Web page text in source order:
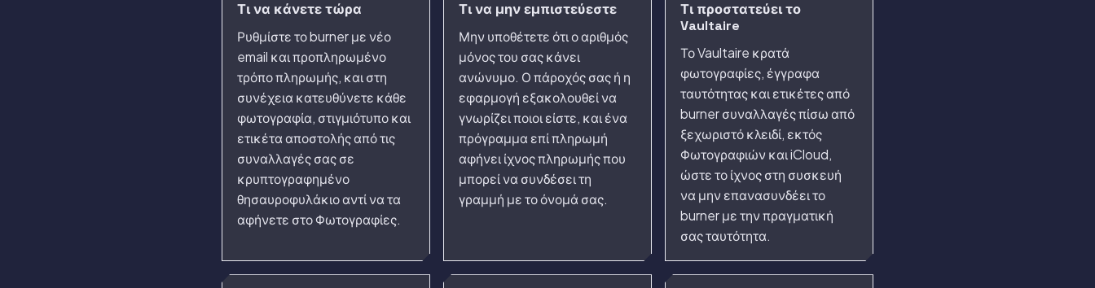
Τι να κάνετε τώρα
Ρυθμίστε το burner με νέο
email και προπληρωμένο
τρόπο πληρωμής, και στη
συνέχεια κατευθύνετε κάθε
φωτογραφία, στιγμιότυπο και
ετικέτα αποστολής από τις
συναλλαγές σας σε
κρυπτογραφημένο
θησαυροφυλάκιο αντί να τα
αφήνετε στο Φωτογραφίες.
Τι να μην εμπιστεύεστε
Μην υποθέτετε ότι ο αριθμός
μόνος του σας κάνει
ανώνυμο. Ο πάροχός σας ή η
εφαρμογή εξακολουθεί να
γνωρίζει ποιοι είστε, και ένα
πρόγραμμα επί πληρωμή
αφήνει ίχνος πληρωμής που
μπορεί να συνδέσει τη
γραμμή με το όνομά σας.
Τι προστατεύει το
Vaultaire
Το Vaultaire κρατά
φωτογραφίες, έγγραφα
ταυτότητας και ετικέτες από
burner συναλλαγές πίσω από
ξεχωριστό κλειδί, εκτός
Φωτογραφιών και iCloud,
ώστε το ίχνος στη συσκευή
να μην επανασυνδέει το
burner με την πραγματική
σας ταυτότητα.